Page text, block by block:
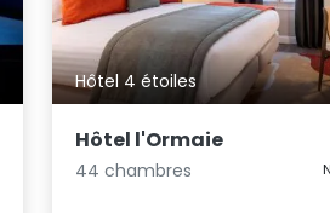
Hôtel 4 étoiles
Hôtel l'Ormaie
44 chambres